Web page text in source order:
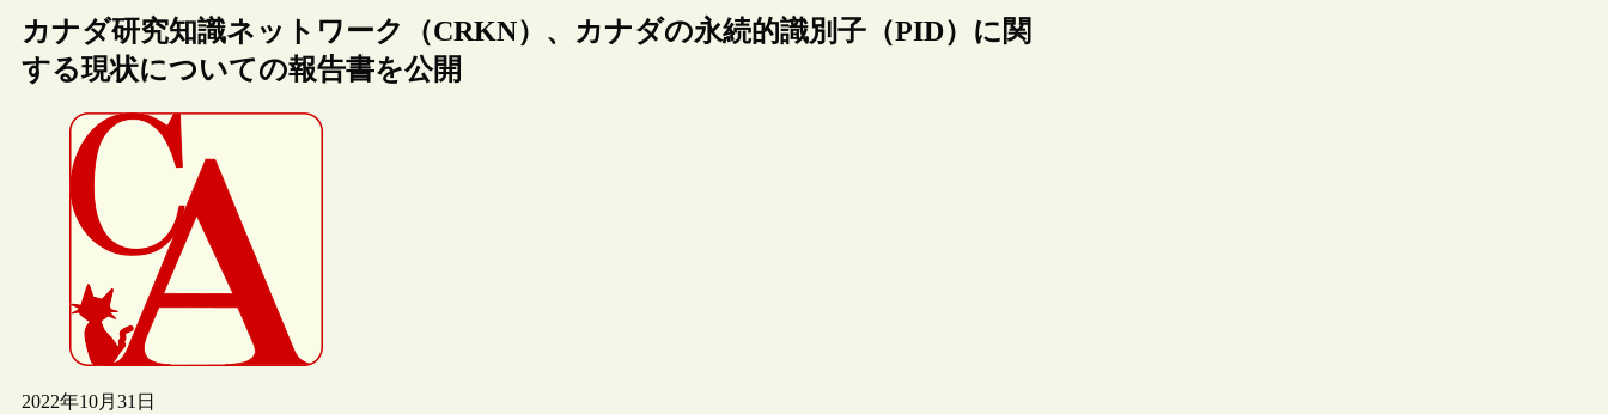
カナダ研究知識ネットワーク（CRKN）、カナダの永続的識別子（PID）に関
する現状についての報告書を公開
2022年10月31日